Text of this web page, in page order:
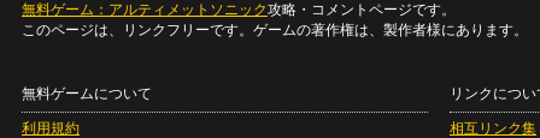
無料ゲーム：アルティメットソニック攻略・コメントページです。
このページは、リンクフリーです。ゲームの著作権は、製作者様にあります。
無料ゲームについて
利用規約
リンクについ
相互リンク集